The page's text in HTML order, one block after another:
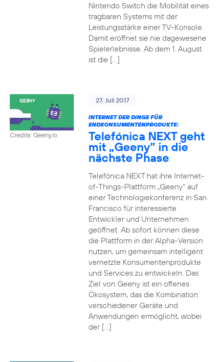
Nintendo Switch die Mobilität eines
tragbaren Systems mit der
Leistungsstärke einer TV-Konsole.
Damit eröffnet sie nie dagewesene
Spielerlebnisse. Ab dem 1. August
ist die […]
Credits: Geeny.io
27. Juli 2017
INTERNET DER DINGE FÜR
ENDKONSUMENTENPRODUKTE:
Telefónica NEXT geht
mit „Geeny” in die
nächste Phase
Telefónica NEXT hat ihre Internet-
of-Things-Plattform „Geeny“ auf
einer Technologiekonferenz in San
Francisco für interessierte
Entwickler und Unternehmen
geöffnet. Ab sofort können diese
die Plattform in der Alpha-Version
nutzen, um gemeinsam intelligent
vernetzte Konsumentenprodukte
und Services zu entwickeln. Das
Ziel von Geeny ist ein offenes
Ökosystem, das die Kombination
verschiedener Geräte und
Anwendungen ermöglicht, wobei
der […]